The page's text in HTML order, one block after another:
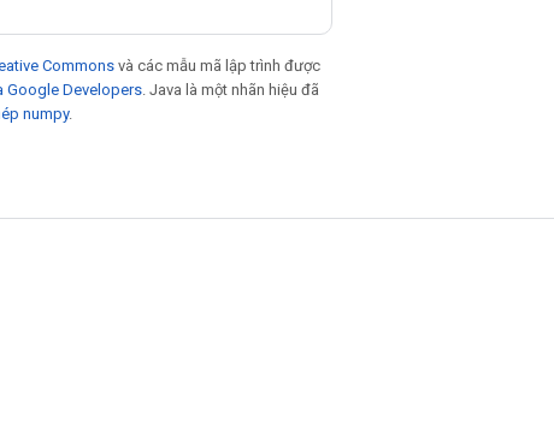
Commons và các mẫu mã lập trình được
Google Developers . Java là một nhãn hiệu đã
numpy.